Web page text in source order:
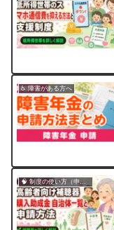
♿ 障害がある方へ
🧠 制度の使い方（申請・相談など）